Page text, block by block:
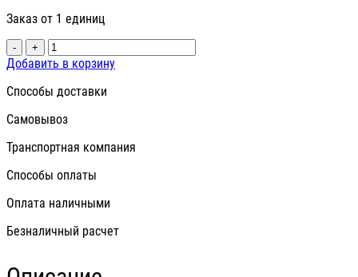
Заказ от 1 единиц
- +
Добавить в корзину
Способы доставки
Самовывоз
Транспортная компания
Способы оплаты
Оплата наличными
Безналичный расчет